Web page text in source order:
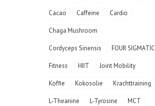
Cacao Caffeine Cardio
Chaga Mushroom
Cordyceps Sinensis FOUR SIGMATIC
Fitness HIIT Joint Mobility
Koffie Kokosolie Krachttraining
L-Theanine L-Tyrosine MCT